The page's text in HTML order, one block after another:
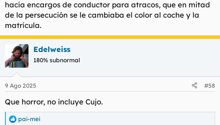
hacía encargos de conductor para atracos, que en mitad
de la persecución se le cambiaba el color al coche y la
matrícula.
Edelweiss
180% subnormal
9 Ago 2025 #58
Que horror, no incluye Cujo.
R
pai-mei